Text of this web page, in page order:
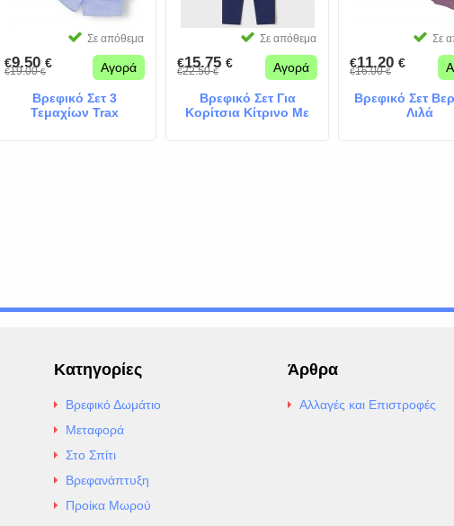
Σε απόθεμα
€9.50 €
€19.00€ Αγορά
Βρεφικό Σετ 3
Τεμαχίων Trax
Σε απόθεμα
€15.75 €
€22.50€ Αγορά
Βρεφικό Σετ Για
Κορίτσια Κίτρινο Με
Σε
€11.20 €
€16.00€
Βρεφικό Σετ
Λιλά
Κατηγορίες
Βρεφικό Δωμάτιο
Μεταφορά
Στο Σπίτι
Βρεφανάπτυξη
Προίκα Μωρού
Άρθρα
Αλλαγές και Επιστροφές